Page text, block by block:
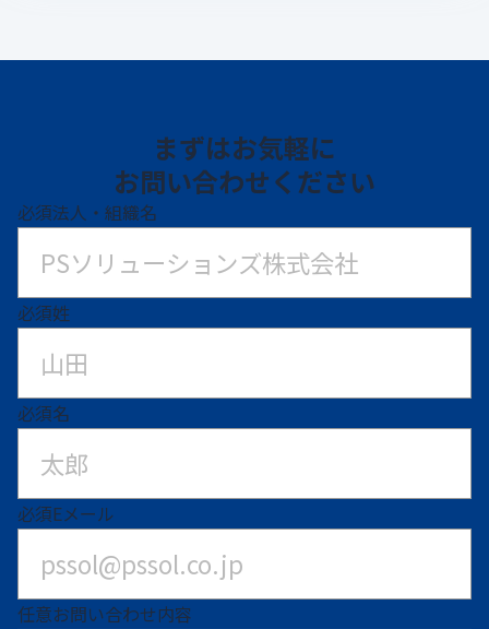
まずはお気軽に
お問い合わせください
必須法人・組織名
必須姓
必須名
必須Eメール
任意お問い合わせ内容